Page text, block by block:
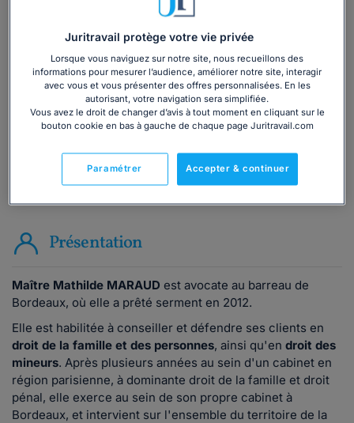
Vous souhaitez une consultation par
téléphone ?
Consulter immédiatement
ou appelez le 01 75 75 42 33 (8h à 21h du lundi au
Présentation
Maître Mathilde MARAUD est avocate au barreau de
Bordeaux, où elle a prêté serment en 2012.
Elle est habilitée à conseiller et défendre ses clients en
droit de la famille et des personnes, ainsi qu'en droit des
mineurs. Après plusieurs années au sein d'un cabinet en
région parisienne, à dominante droit de la famille et droit
pénal, elle exerce au sein de son propre cabinet à
Bordeaux, et intervient sur l'ensemble du territoire de la
Juritravail protège votre vie privée
Lorsque vous naviguez sur notre site, nous recueillons des
informations pour mesurer l’audience, améliorer notre site, interagir
avec vous et vous présenter des offres personnalisées. En les
autorisant, votre navigation sera simplifiée.
Vous avez le droit de changer d’avis à tout moment en cliquant sur le
bouton cookie en bas à gauche de chaque page Juritravail.com
Accepter & continuer
Paramétrer